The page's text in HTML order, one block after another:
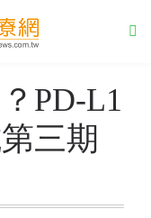
PD-L1
三期